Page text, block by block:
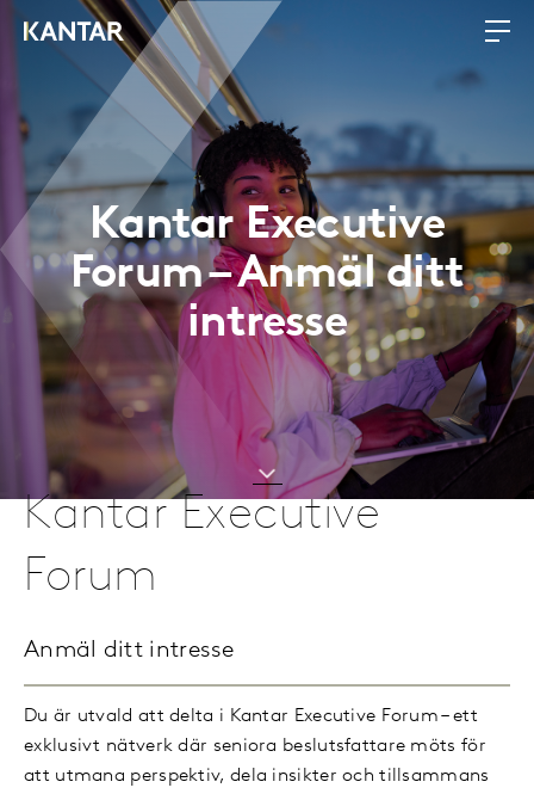
Kantar Executive
Forum – Anmäl ditt
intresse
Kantar Executive
Forum
Anmäl ditt intresse
Du är utvald att delta i Kantar Executive Forum – ett
exklusivt nätverk där seniora beslutsfattare möts för
att utmana perspektiv, dela insikter och tillsammans